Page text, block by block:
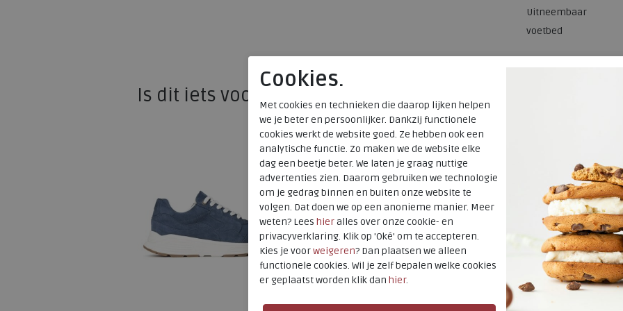
Uitneembaar
voetbed
Is dit iets voor u?
Cookies.
Met cookies en technieken die daarop lijken helpen
we je beter en persoonlijker. Dankzij functionele
cookies werkt de website goed. Ze hebben ook een
analytische functie. Zo maken we de website elke
dag een beetje beter. We laten je graag nuttige
advertenties zien. Daarom gebruiken we technologie
om je gedrag binnen en buiten onze website te
volgen. Dat doen we op een anonieme manier. Meer
weten? Lees hieralles over onze cookie- en
privacyverklaring. Klik op 'Oké' om te accepteren.
Kies je voorweigeren? Dan plaatsen we alleen
functionele cookies. Wil je zelf bepalen welke cookies
er geplaatst worden klik dan hier.